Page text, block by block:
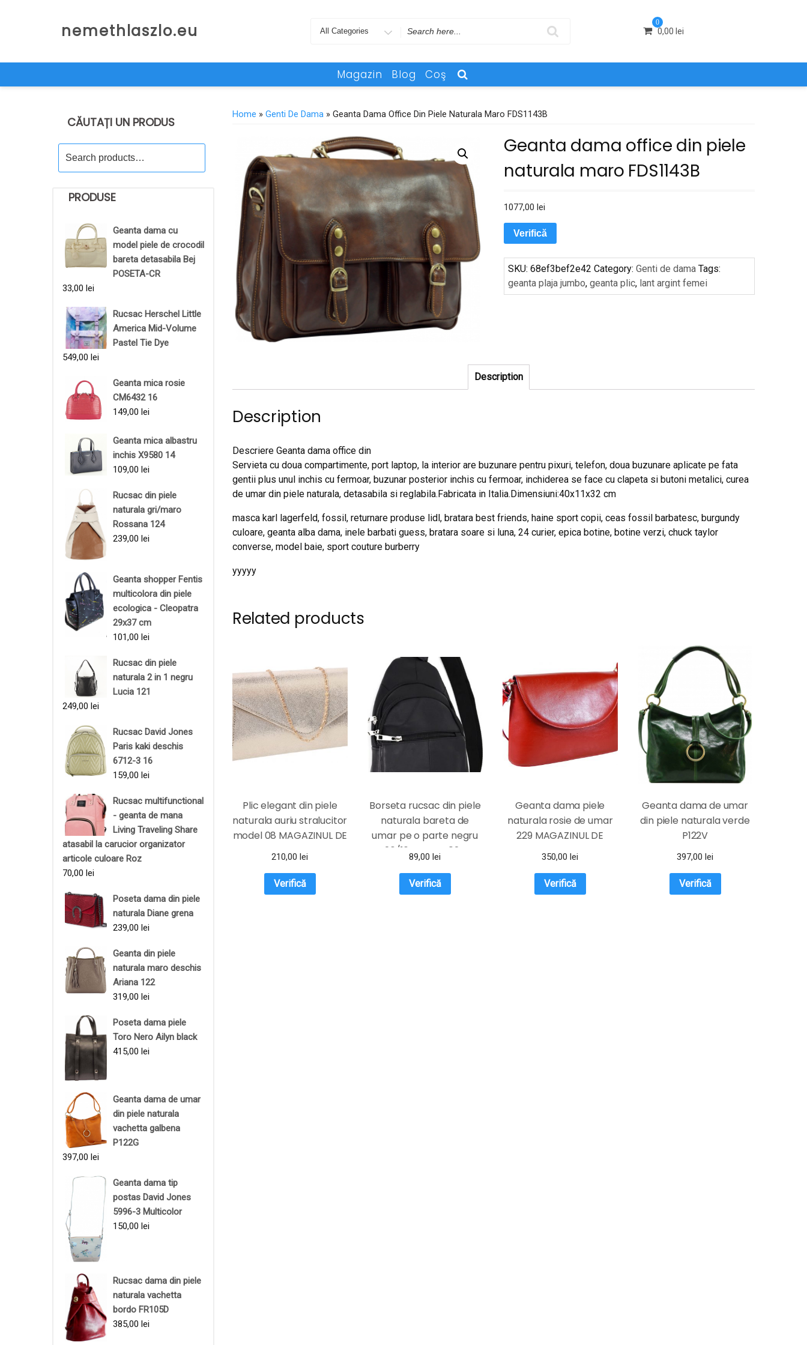
nemethlaszlo.eu
Search
0
0,00 lei
Magazin Blog Coş
CĂUTAȚI UN PRODUS
for:
PRODUSE
Geanta dama cu
model piele de crocodil
bareta detasabila Bej
POSETA-CR
33,00 lei
Rucsac Herschel Little
America Mid-Volume
Pastel Tie Dye
549,00 lei
Geanta mica rosie
CM6432 16
149,00 lei
Geanta mica albastru
inchis X9580 14
109,00 lei
Rucsac din piele
naturala gri/maro
Rossana 124
239,00 lei
Geanta shopper Fentis
multicolora din piele
ecologica - Cleopatra
29x37 cm
101,00 lei
Rucsac din piele
naturala 2 in 1 negru
Lucia 121
249,00 lei
Rucsac David Jones
Paris kaki deschis
6712-3 16
159,00 lei
Rucsac multifunctional
- geanta de mana
Living Traveling Share
atasabil la carucior organizator
articole culoare Roz
70,00 lei
Poseta dama din piele
naturala Diane grena
239,00 lei
Geanta din piele
naturala maro deschis
Ariana 122
319,00 lei
Poseta dama piele
Toro Nero Ailyn black
415,00 lei
Geanta dama de umar
din piele naturala
vachetta galbena
P122G
397,00 lei
Geanta dama tip
postas David Jones
5996-3 Multicolor
150,00 lei
Rucsac dama din piele
naturala vachetta
bordo FR105D
385,00 lei
Home » Genti De Dama » Geanta Dama Office Din Piele Naturala Maro FDS1143B
Geanta dama office din piele
naturala maro FDS1143B
1077,00lei
Verifică
SKU:68ef3bef2e42 Category:Genti de dama Tags:
geanta plaja jumbo,geanta plic, lant argint femei
Description
Description
Descriere Geanta dama office din
Servieta cu doua compartimente, port laptop, la interior are buzunare pentru pixuri, telefon, doua buzunare aplicate pe fata
gentii plus unul inchis cu fermoar, buzunar posterior inchis cu fermoar, inchiderea se face cu clapeta si butoni metalici, curea
de umar din piele naturala, detasabila si reglabila.Fabricata in Italia.Dimensiuni:40x11x32 cm
masca karl lagerfeld, fossil, returnare produse lidl, bratara best friends, haine sport copii, ceas fossil barbatesc, burgundy
culoare, geanta alba dama, inele barbati guess, bratara soare si luna, 24 curier, epica botine, botine verzi, chuck taylor
converse, model baie, sport couture burberry
yyyyy
Related products
Plic elegant din piele
naturala auriu stralucitor
model 08 MAGAZINUL DE
GENTI
210,00lei
Verifică
Borseta rucsac din piele
naturala bareta de
umar pe o parte negru
26/16 Magrot 024
89,00lei
Verifică
Geanta dama piele
naturala rosie de umar
229 MAGAZINUL DE
GENTI
350,00lei
Verifică
Geanta dama de umar
din piele naturala verde
P122V
397,00lei
Verifică